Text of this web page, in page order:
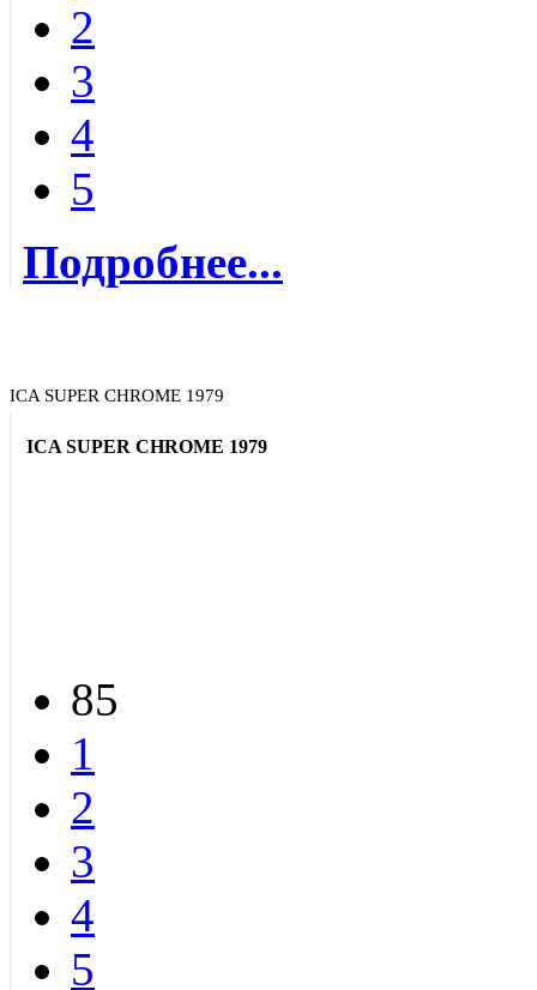
2
3
4
5
Подробнее...
ICA SUPER CHROME 1979
ICA SUPER CHROME 1979
85
1
2
3
4
5